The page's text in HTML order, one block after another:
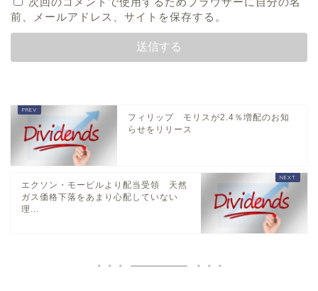
前、メールアドレス、サイトを保存する。
フィリップ モリスが2.4％増配のお知
らせをリリース
エクソン・モービルより配当受領 天然
ガス価格下落をあまり心配していない
理...